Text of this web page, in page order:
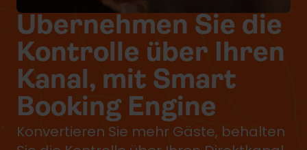
Übernehmen Sie die
Kontrolle über Ihren
Kanal, mit Smart
Booking Engine
Konvertieren Sie mehr Gäste, behalten